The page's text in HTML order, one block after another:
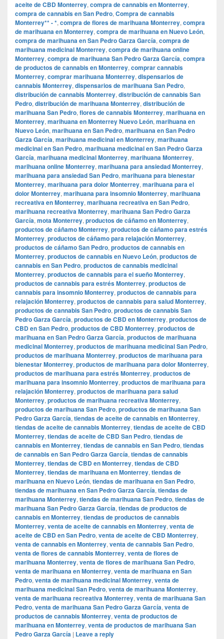
aceite de CBD Monterrey, compra de cannabis en Monterrey,
compra de cannabis en San Pedro, Compra de cannabis
Monterrey** - *, compra de flores de marihuana Monterrey, compra
de marihuana en Monterrey, compra de marihuana en Nuevo León,
compra de marihuana en San Pedro Garza García, compra de
marihuana medicinal Monterrey, compra de marihuana online
Monterrey, compra de marihuana San Pedro Garza García, compra
de productos de cannabis en Monterrey, comprar cannabis
Monterrey, comprar marihuana Monterrey, dispensarios de
cannabis Monterrey, dispensarios de marihuana San Pedro,
distribución de cannabis Monterrey, distribución de cannabis San
Pedro, distribución de marihuana Monterrey, distribución de
marihuana San Pedro, flores de cannabis Monterrey, marihuana en
Monterrey, marihuana en Monterrey Nuevo León, marihuana en
Nuevo León, marihuana en San Pedro, marihuana en San Pedro
Garza García, marihuana medicinal en Monterrey, marihuana
medicinal en San Pedro, marihuana medicinal en San Pedro Garza
García, marihuana medicinal Monterrey, marihuana Monterrey,
marihuana online Monterrey, marihuana para ansiedad Monterrey,
marihuana para ansiedad San Pedro, marihuana para bienestar
Monterrey, marihuana para dolor Monterrey, marihuana para el
dolor Monterrey, marihuana para insomnio Monterrey, marihuana
recreativa en Monterrey, marihuana recreativa en San Pedro,
marihuana recreativa Monterrey, marihuana San Pedro Garza
García, mota Monterrey, productos de cáñamo en Monterrey,
productos de cáñamo Monterrey, productos de cáñamo para estrés
Monterrey, productos de cáñamo para relajación Monterrey,
productos de cáñamo San Pedro, productos de cannabis en
Monterrey, productos de cannabis en Nuevo León, productos de
cannabis en San Pedro, productos de cannabis medicinal
Monterrey, productos de cannabis para el sueño Monterrey,
productos de cannabis para estrés Monterrey, productos de
cannabis para insomnio Monterrey, productos de cannabis para
relajación Monterrey, productos de cannabis para salud Monterrey,
productos de cannabis San Pedro, productos de cannabis San
Pedro Garza García, productos de CBD en Monterrey, productos de
CBD en San Pedro, productos de CBD Monterrey, productos de
marihuana en San Pedro Garza García, productos de marihuana
medicinal Monterrey, productos de marihuana medicinal San Pedro,
productos de marihuana Monterrey, productos de marihuana para
bienestar Monterrey, productos de marihuana para dolor Monterrey,
productos de marihuana para estrés Monterrey, productos de
marihuana para insomnio Monterrey, productos de marihuana para
relajación Monterrey, productos de marihuana para salud
Monterrey, productos de marihuana recreativa Monterrey,
productos de marihuana San Pedro, productos de marihuana San
Pedro Garza García, tiendas de aceite de cannabis en Monterrey,
tiendas de aceite de cannabis Monterrey, tiendas de aceite de CBD
Monterrey, tiendas de aceite de CBD San Pedro, tiendas de
cannabis en Monterrey, tiendas de cannabis en San Pedro, tiendas
de cannabis en San Pedro Garza García, tiendas de cannabis
Monterrey, tiendas de CBD en Monterrey, tiendas de CBD
Monterrey, tiendas de marihuana en Monterrey, tiendas de
marihuana en Nuevo León, tiendas de marihuana en San Pedro,
tiendas de marihuana en San Pedro Garza García, tiendas de
marihuana Monterrey, tiendas de marihuana San Pedro, tiendas de
marihuana San Pedro Garza García, tiendas de productos de
cannabis en Monterrey, tiendas de productos de cannabis
Monterrey, venta de aceite de cannabis en Monterrey, venta de
aceite de CBD en San Pedro, venta de aceite de CBD Monterrey,
venta de cannabis en Monterrey, venta de cannabis San Pedro,
venta de flores de cannabis Monterrey, venta de flores de
marihuana Monterrey, venta de flores de marihuana San Pedro,
venta de marihuana en Monterrey, venta de marihuana en San
Pedro, venta de marihuana medicinal Monterrey, venta de
marihuana medicinal San Pedro, venta de marihuana Monterrey,
venta de marihuana recreativa Monterrey, venta de marihuana San
Pedro, venta de marihuana San Pedro Garza García, venta de
productos de cannabis Monterrey, venta de productos de
marihuana en Monterrey, venta de productos de marihuana San
Pedro Garza García | Leave a reply